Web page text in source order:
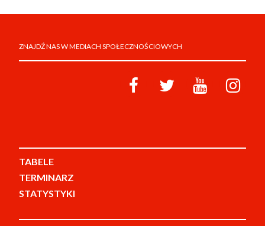
ZNAJDŹ NAS W MEDIACH SPOŁECZNOŚCIOWYCH
TABELE
TERMINARZ
STATYSTYKI